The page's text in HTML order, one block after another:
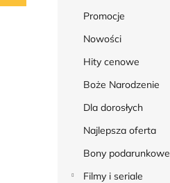
Promocje
Nowości
Hity cenowe
Boże Narodzenie
Dla dorosłych
Najlepsza oferta
Bony podarunkowe
Filmy i seriale